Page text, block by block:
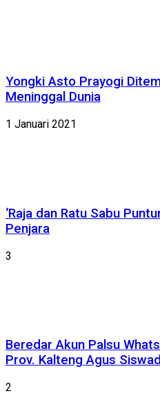
Yongki Asto Prayogi
Meninggal Dunia
1 Januari 2021
‘Raja dan Ratu Sabu
Penjara
3
Beredar Akun Palsu
Prov. Kalteng Agus
2